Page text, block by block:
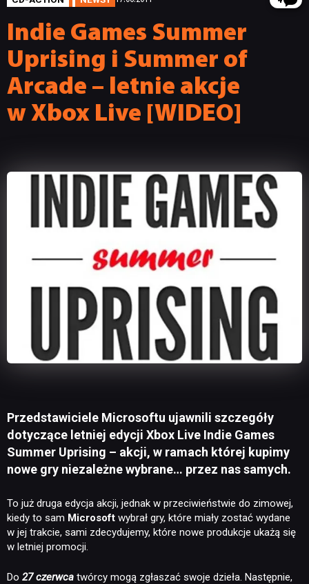
Indie Games Summer
Uprising i Summer of
Arcade – letnie akcje
w Xbox Live [WIDEO]
Przedstawiciele Microsoftu ujawnili szczegóły
dotyczące letniej edycji Xbox Live Indie Games
Summer Uprising – akcji, w ramach której kupimy
nowe gry niezależne wybrane… przez nas samych.
To już druga edycja akcji, jednak w przeciwieństwie do zimowej,
kiedy to sam Microsoft wybrał gry, które miały zostać wydane
w jej trakcie, sami zdecydujemy, które nowe produkcje ukażą się
w letniej promocji.
Do 27 czerwca twórcy mogą zgłaszać swoje dzieła. Następnie,